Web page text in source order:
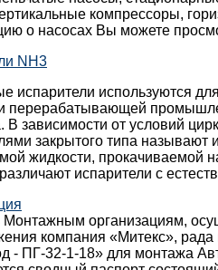
компрессоры,
о насосах Вы можете
NH3
испарители используются
перерабатывающей
В зависимости от условий
закрытого типа называют
жидкости, прокачиваемой
испарители с
организациям,
компания «Митекс»,
- ПГ-32-1-18» для монтажа